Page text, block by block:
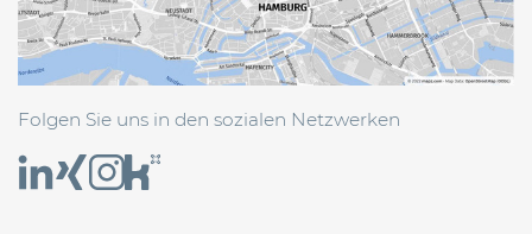
Folgen Sie uns in den sozialen Netzwerken